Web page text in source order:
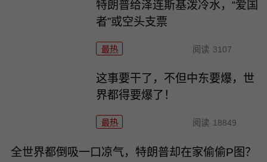
特朗普给泽连斯基泼冷水，“爱国
者”或空头支票
最热 阅读 3107
这事要干了，不但中东要爆，世
界都得要爆了！
最热 阅读 18849
全世界都倒吸一口凉气，特朗普却在家偷偷P图？